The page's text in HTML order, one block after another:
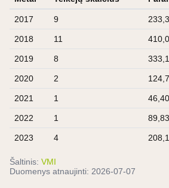
2017 9
2018 11
2019 8
2020 2
2021 1 46,40
2022 1 89,83
2023 4
Šaltinis: VMI
Duomenys atnaujinti: 2026-07-07